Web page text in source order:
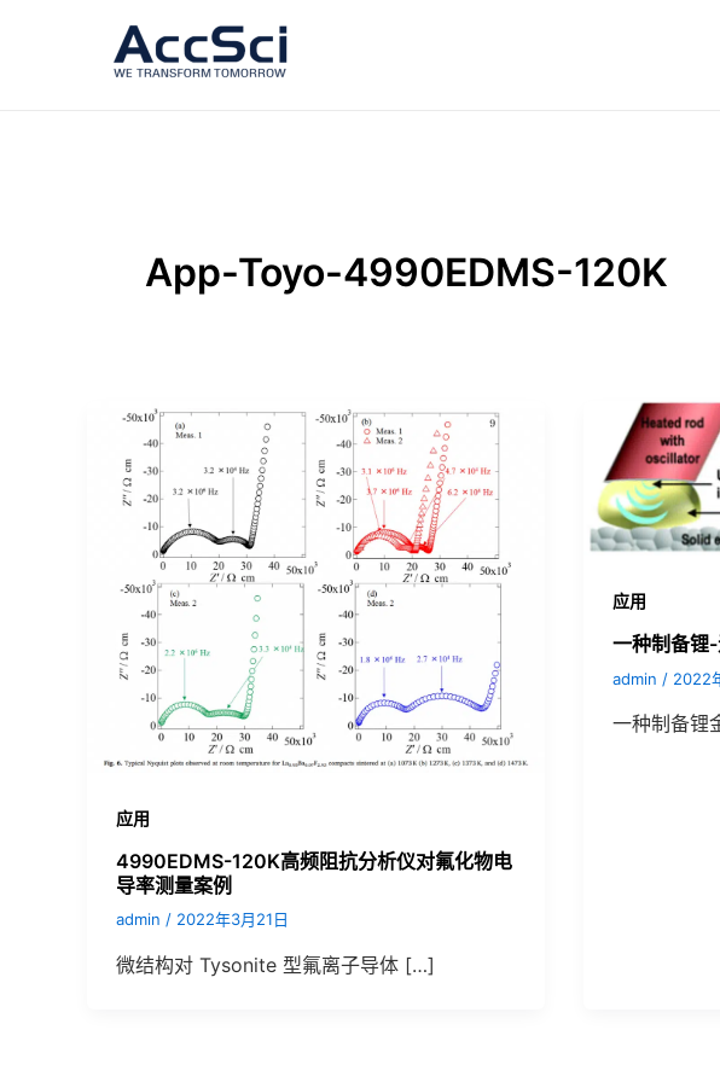
App-Toyo-4990EDMS-120K
应用
4990EDMS-120K高频阻抗分析仪对氟化物电
导率测量案例
admin / 2022年3月21日
微结构对 Tysonite 型氟离子导体 […]
应用
一种制备锂
admin / 2022
一种制备锂